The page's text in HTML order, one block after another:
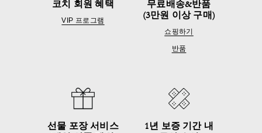
코치 회원 혜택
VIP 프로그램
무료배송&반품
(3만원 이상 구매)
쇼핑하기
반품
선물 포장 서비스
1년 보증 기간 내